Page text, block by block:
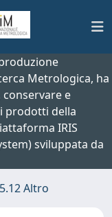
Metrologica, ha
e
prodotti della
IRIS
sviluppata da
5.12 Altro